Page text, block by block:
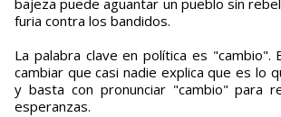
bajeza puede aguantar un pueblo sin
furia contra los bandidos.
La palabra clave en política es "cambio".
cambiar que casi nadie explica que es lo
y basta con pronunciar "cambio" para
esperanzas.